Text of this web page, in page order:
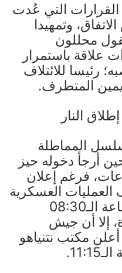
التي عُدت
وتمهيدا
محللون
علاقة باستمرار
رئيسا للائتلاف
المتطرف.
النار
المماطلة
أرجأ دخوله حيز
فرغم إعلان
العسكرية
وإطلاق النار يبدأ عند الساعة الـ08:30
إلا أن جيش
أعلن مكتب نتنياهو